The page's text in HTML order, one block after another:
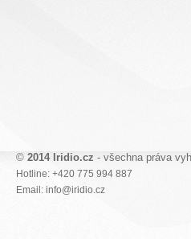
© 2014 Iridio.cz - všechna práva
Hotline: +420 775 994 887
Email: info@iridio.cz